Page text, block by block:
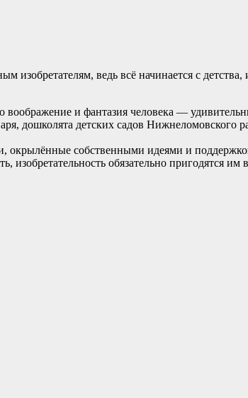
ведь всё начинается с
и фантазия человека —
дошколята детских садов Нижнеломовского
собственными идеями и
обязательно пригодятся